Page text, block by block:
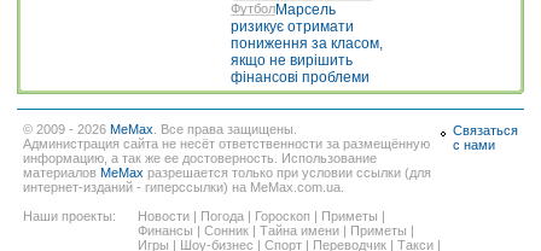
ФутболМарсель
ризикує отримати
пониження за класом,
якщо не вирішить
фінансові проблеми
© 2009 - 2026 MeMax . Все права защищены.
Администрация сайта не несёт ответственности за размещённую
информацию, а так же ее достоверность. Использование
материалов MeMax разрешается только при условии ссылки (для
интернет-изданий - гиперссылки) на MeMax.com.ua.
Наши проекты:
Новости Погода Гороскоп Приметы
Финансы
Сонник Тайна имени Приметы
Игры
Шоу-бизнес Спорт Переводчик Такси
Связаться
с нами